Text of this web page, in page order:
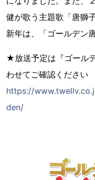
健が歌う主題歌「唐獅
新年は、「ゴールデン
★放送予定は『ゴール
わせてご確認ください
https://
den/